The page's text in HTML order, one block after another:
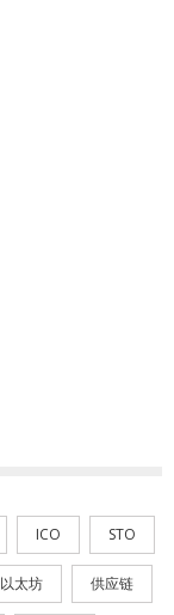
ICO STO
以太坊 供应链